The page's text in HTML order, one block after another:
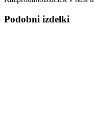
Podobni izdelki